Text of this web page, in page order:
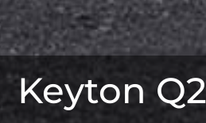
Keyton Q2